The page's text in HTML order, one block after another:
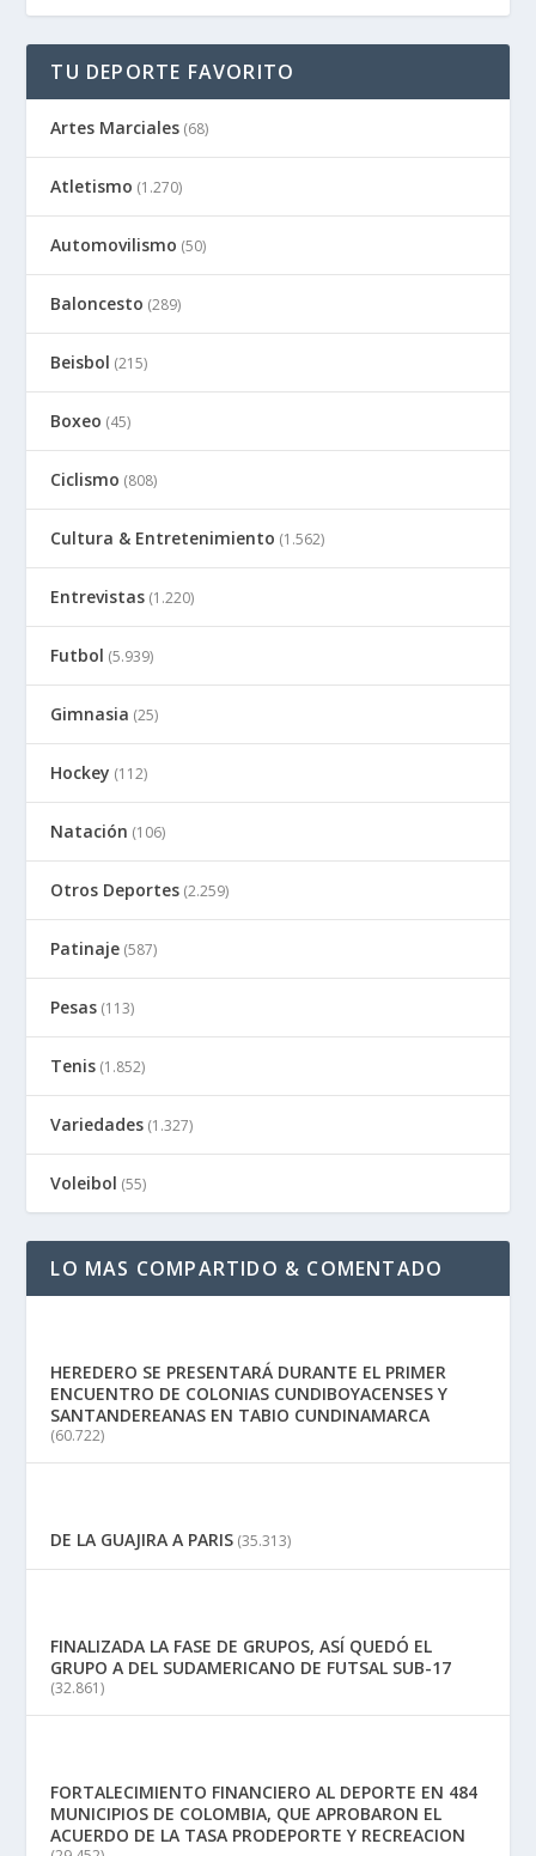
TU DEPORTE FAVORITO
Artes Marciales (68)
Atletismo (1.270)
Automovilismo (50)
Baloncesto (289)
Beisbol (215)
Boxeo (45)
Ciclismo (808)
Cultura & Entretenimiento (1.562)
Entrevistas (1.220)
Futbol (5.939)
Gimnasia (25)
Hockey (112)
Natación (106)
Otros Deportes (2.259)
Patinaje (587)
Pesas (113)
Tenis (1.852)
Variedades (1.327)
Voleibol (55)
LO MAS COMPARTIDO & COMENTADO
HEREDERO SE PRESENTARÁ DURANTE EL PRIMER
ENCUENTRO DE COLONIAS CUNDIBOYACENSES Y
SANTANDEREANAS EN TABIO CUNDINAMARCA
(60.722)
DE LA GUAJIRA A PARIS (35.313)
FINALIZADA LA FASE DE GRUPOS, ASÍ QUEDÓ EL
GRUPO A DEL SUDAMERICANO DE FUTSAL SUB-17
(32.861)
FORTALECIMIENTO FINANCIERO AL DEPORTE EN 484
MUNICIPIOS DE COLOMBIA, QUE APROBARON EL
ACUERDO DE LA TASA PRODEPORTE Y RECREACION